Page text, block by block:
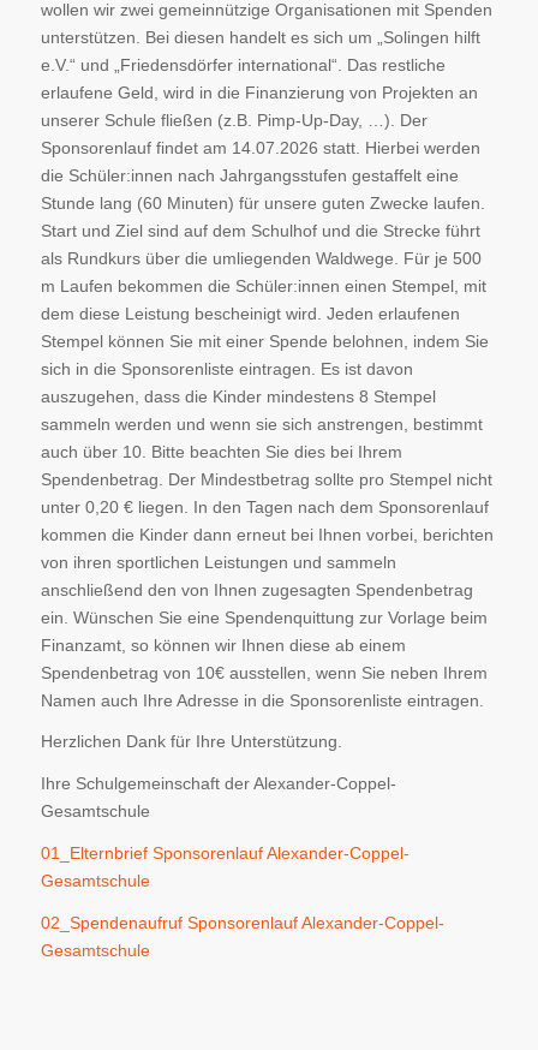
wollen wir zwei gemeinnützige Organisationen mit Spenden
unterstützen. Bei diesen handelt es sich um „Solingen hilft
e.V.“ und „Friedensdörfer international“. Das restliche
erlaufene Geld, wird in die Finanzierung von Projekten an
unserer Schule fließen (z.B. Pimp-Up-Day, …). Der
Sponsorenlauf findet am 14.07.2026 statt. Hierbei werden
die Schüler:innen nach Jahrgangsstufen gestaffelt eine
Stunde lang (60 Minuten) für unsere guten Zwecke laufen.
Start und Ziel sind auf dem Schulhof und die Strecke führt
als Rundkurs über die umliegenden Waldwege. Für je 500
m Laufen bekommen die Schüler:innen einen Stempel, mit
dem diese Leistung bescheinigt wird. Jeden erlaufenen
Stempel können Sie mit einer Spende belohnen, indem Sie
sich in die Sponsorenliste eintragen. Es ist davon
auszugehen, dass die Kinder mindestens 8 Stempel
sammeln werden und wenn sie sich anstrengen, bestimmt
auch über 10. Bitte beachten Sie dies bei Ihrem
Spendenbetrag. Der Mindestbetrag sollte pro Stempel nicht
unter 0,20 € liegen. In den Tagen nach dem Sponsorenlauf
kommen die Kinder dann erneut bei Ihnen vorbei, berichten
von ihren sportlichen Leistungen und sammeln
anschließend den von Ihnen zugesagten Spendenbetrag
ein. Wünschen Sie eine Spendenquittung zur Vorlage beim
Finanzamt, so können wir Ihnen diese ab einem
Spendenbetrag von 10€ ausstellen, wenn Sie neben Ihrem
Namen auch Ihre Adresse in die Sponsorenliste eintragen.
Herzlichen Dank für Ihre Unterstützung.
Ihre Schulgemeinschaft der Alexander-Coppel-
Gesamtschule
01_Elternbrief Sponsorenlauf Alexander-Coppel-
Gesamtschule
02_Spendenaufruf Sponsorenlauf Alexander-Coppel-
Gesamtschule